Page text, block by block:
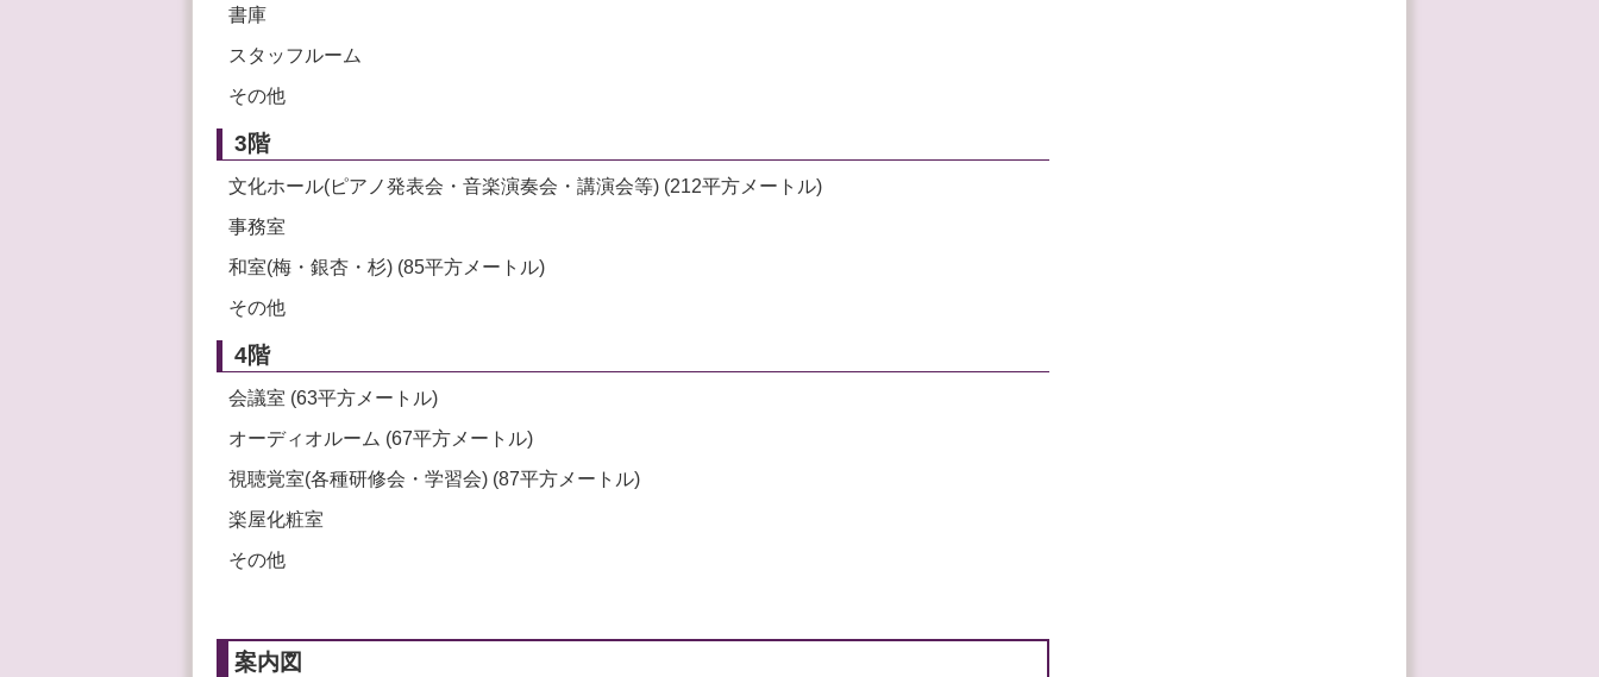
書庫
スタッフルーム
その他
3階
文化ホール(ピアノ発表会・音楽演奏会・講演会等) (212平方メートル)
事務室
和室(梅・銀杏・杉) (85平方メートル)
その他
4階
会議室 (63平方メートル)
オーディオルーム (67平方メートル)
視聴覚室(各種研修会・学習会) (87平方メートル)
楽屋化粧室
その他
案内図